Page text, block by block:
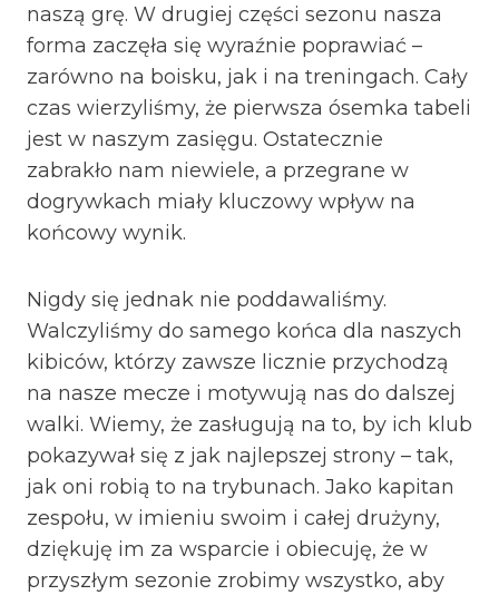
naszą grę. W drugiej części sezonu nasza
forma zaczęła się wyraźnie poprawiać –
zarówno na boisku, jak i na treningach. Cały
czas wierzyliśmy, że pierwsza ósemka tabeli
jest w naszym zasięgu. Ostatecznie
zabrakło nam niewiele, a przegrane w
dogrywkach miały kluczowy wpływ na
końcowy wynik.
Nigdy się jednak nie poddawaliśmy.
Walczyliśmy do samego końca dla naszych
kibiców, którzy zawsze licznie przychodzą
na nasze mecze i motywują nas do dalszej
walki. Wiemy, że zasługują na to, by ich klub
pokazywał się z jak najlepszej strony – tak,
jak oni robią to na trybunach. Jako kapitan
zespołu, w imieniu swoim i całej drużyny,
dziękuję im za wsparcie i obiecuję, że w
przyszłym sezonie zrobimy wszystko, aby